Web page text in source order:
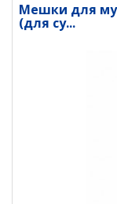
Мешки для
(для су...